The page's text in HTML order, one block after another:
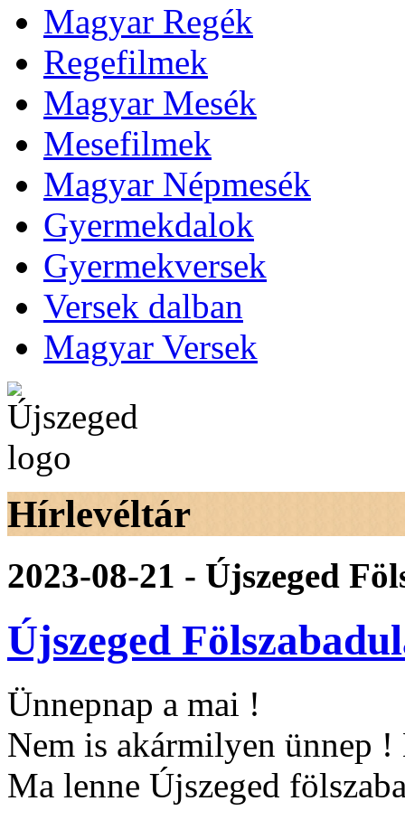
Magyar Regék
Regefilmek
Magyar Mesék
Mesefilmek
Magyar Népmesék
Gyermekdalok
Gyermekversek
Versek dalban
Magyar Versek
Hírlevéltár
2023-08-21 - Újszeged
Újszeged
Ünnepnap a mai !
Nem is akármilyen ünnep
Ma lenne Újszeged